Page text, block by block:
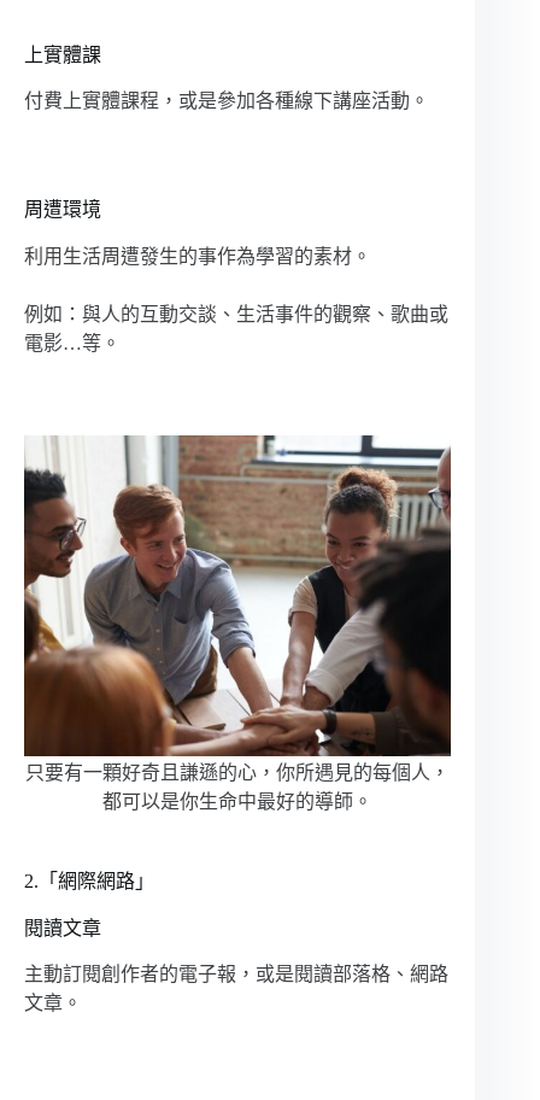
上實體課
付費上實體課程，或是參加各種線下講座活動。
周遭環境
利用生活周遭發生的事作為學習的素材。
例如：與人的互動交談、生活事件的觀察、歌曲或
電影…等。
只要有一顆好奇且謙遜的心，你所遇見的每個人，
都可以是你生命中最好的導師。
2.「網際網路」
閱讀文章
主動訂閱創作者的電子報，或是閱讀部落格、網路
文章。